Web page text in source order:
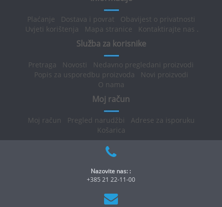
Plaćanje Dostava i povrat
Obavijest o privatnosti
Uvjeti korištenja
Mapa stranice Kontaktirajte nas .
Služba za korisnike
Pretraga Novosti
Nedavno pregledani proizvodi
Popis za usporedbu proizvoda
Novi proizvodi
O nama
Moj račun
Moj račun Pregled narudžbi
Adrese za isporuku
Košarica
Nazovite nas: :
+385 21 22-11-00